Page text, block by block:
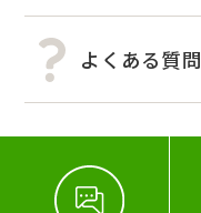
よくある質問